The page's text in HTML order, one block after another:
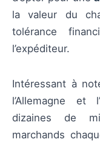
la valeur du
tolérance
l’expéditeur.
Intéressant à
l’Allemagne et
dizaines de
marchands